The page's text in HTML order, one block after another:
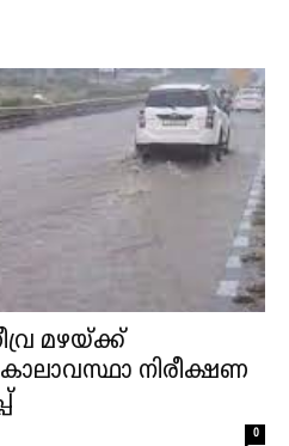
മഴയ്ക്ക്
നിരീക്ഷണ
0